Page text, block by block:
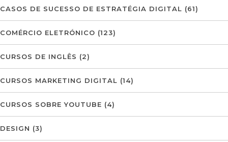
CASOS DE SUCESSO DE ESTRATÉGIA DIGITAL (61)
COMÉRCIO ELETRÓNICO (123)
CURSOS DE INGLÊS (2)
CURSOS MARKETING DIGITAL (14)
CURSOS SOBRE YOUTUBE (4)
DESIGN (3)